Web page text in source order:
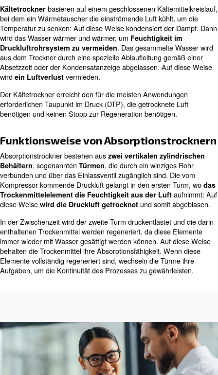
Kältetrocknerentziehen der Druckluft Wasser durch
Temperatur
Adsorptionstrockner sind auf Sorptionselemente
speziell entwickelt wurden, um Feuchtigkeit zu
Funktionsweise von
Kältetrocknerbasieren auf einem geschlossenen
bei dem ein Wärmetauscher die einströmende Luft
Temperatur zu senken: Auf diese Weise kondensiert
wird das Wasser wärmer und wärmer, umFeuchtigkeit
Druckluftrohrsystem zu vermeiden. Das
aus dem Trockner durch eine spezielle Ablaufleitung
wirdein Luftverlustvermieden.
Der Kältetrockner erreicht den für die meisten
erforderlichen Taupunkt im Druck (DTP), die
benötigen und keinen Stopp zur Regeneration
Absorptionstrockner bestehen auszwei vertikalen
, sogenanntenTürmen
, die durch ein
verbunden und über das Einlassventil zugänglich sind.
Kompressor kommende Druckluft gelangt in den